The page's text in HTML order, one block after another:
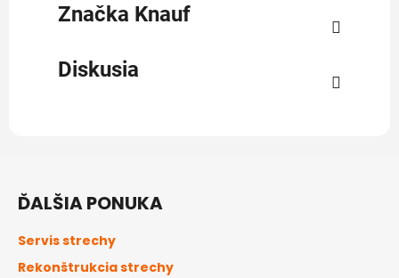
Značka Knauf
Diskusia
ĎALŠIA PONUKA
Servis strechy
Rekonštrukcia strechy